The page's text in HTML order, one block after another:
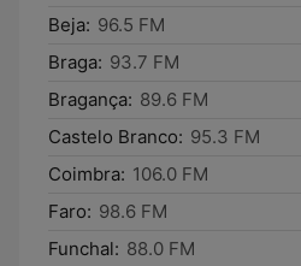
Beja: 96.5 FM
Braga: 93.7 FM
Bragança: 89.6 FM
Castelo Branco: 95.3 FM
Coimbra: 106.0 FM
Faro: 98.6 FM
Funchal: 88.0 FM